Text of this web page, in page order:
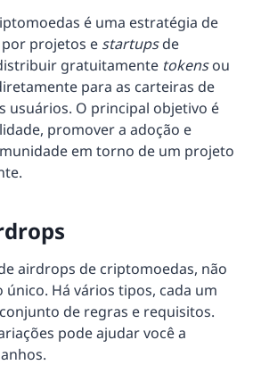
é uma estratégia de
projetos e startupsde
gratuitamente tokensou
para as carteiras de
usuários. O principal objetivo é
promover a adoção e
em torno de um projeto
airdrops de criptomoedas, não
único. Há vários tipos, cada um
de regras e requisitos.
pode ajudar você a